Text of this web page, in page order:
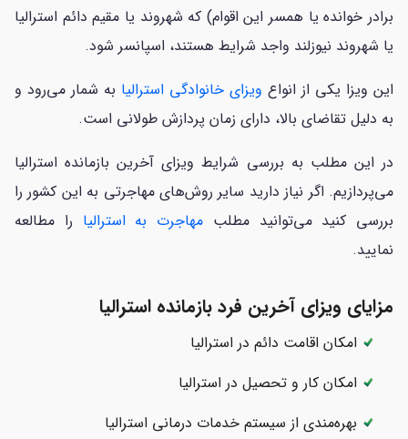
برادر خوانده یا همسر این اقوام) که شهروند یا مقیم دائم استرالیا
یا شهروند نیوزلند واجد شرایط هستند، اسپانسر شود.
این ویزا یکی از انواع ویزای خانوادگی استرالیا به شمار می‌رود و
به دلیل تقاضای بالا، دارای زمان پردازش طولانی‌ است.
در این مطلب به بررسی شرایط ویزای آخرین بازمانده استرالیا
می‌پردازیم. اگر نیاز دارید سایر روش‌های مهاجرتی به این کشور را
بررسی کنید می‌توانید مطلب مهاجرت به استرالیا را مطالعه
نمایید.
مزایای ویزای آخرین فرد بازمانده استرالیا
امکان اقامت دائم در استرالیا
امکان کار و تحصیل در استرالیا
بهره‌مندی از سیستم خدمات درمانی استرالیا